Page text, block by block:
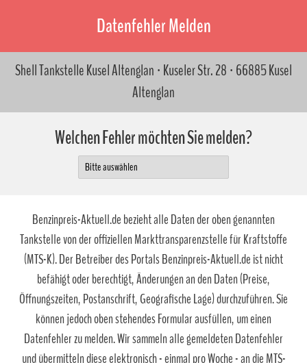
Datenfehler Melden
Shell Tankstelle Kusel Altenglan · Kuseler Str. 28 · 66885 Kusel
Altenglan
Welchen Fehler möchten Sie melden?
Benzinpreis-Aktuell.de bezieht alle Daten der oben genannten
Tankstelle von der offiziellen Markttransparenzstelle für Kraftstoffe
(MTS-K). Der Betreiber des Portals Benzinpreis-Aktuell.de ist nicht
befähigt oder berechtigt, Änderungen an den Daten (Preise,
Öffnungszeiten, Postanschrift, Geografische Lage) durchzuführen. Sie
können jedoch oben stehendes Formular ausfüllen, um einen
Datenfehler zu melden. Wir sammeln alle gemeldeten Datenfehler
und übermitteln diese elektronisch - einmal pro Woche - an die MTS-